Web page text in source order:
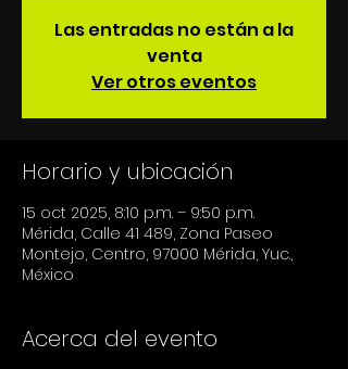
Las entradas no están a la
venta
Ver otros eventos
Horario y ubicación
15 oct 2025, 8:10 p.m. – 9:50 p.m.
Mérida, Calle 41 489, Zona Paseo
Montejo, Centro, 97000 Mérida, Yuc.,
México
Acerca del evento